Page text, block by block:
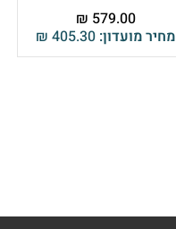
מחיר מועדון: ₪ 405.30
₪ 579.00